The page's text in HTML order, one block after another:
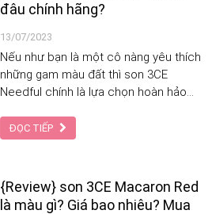
đâu chính hãng?
13/07/2023
Nếu như bạn là một cô nàng yêu thích
những gam màu đất thì son 3CE
Needful chính là lựa chọn hoàn hảo
son này đã thu hút được sự chú ý của
các tín đồ làm đẹp ngay từ khi vừa
toát lên vẻ đẹp quyến rũ và yêu kiều.
ĐỌC TIẾP
{Review} son 3CE Macaron Red
là màu gì? Giá bao nhiêu? Mua